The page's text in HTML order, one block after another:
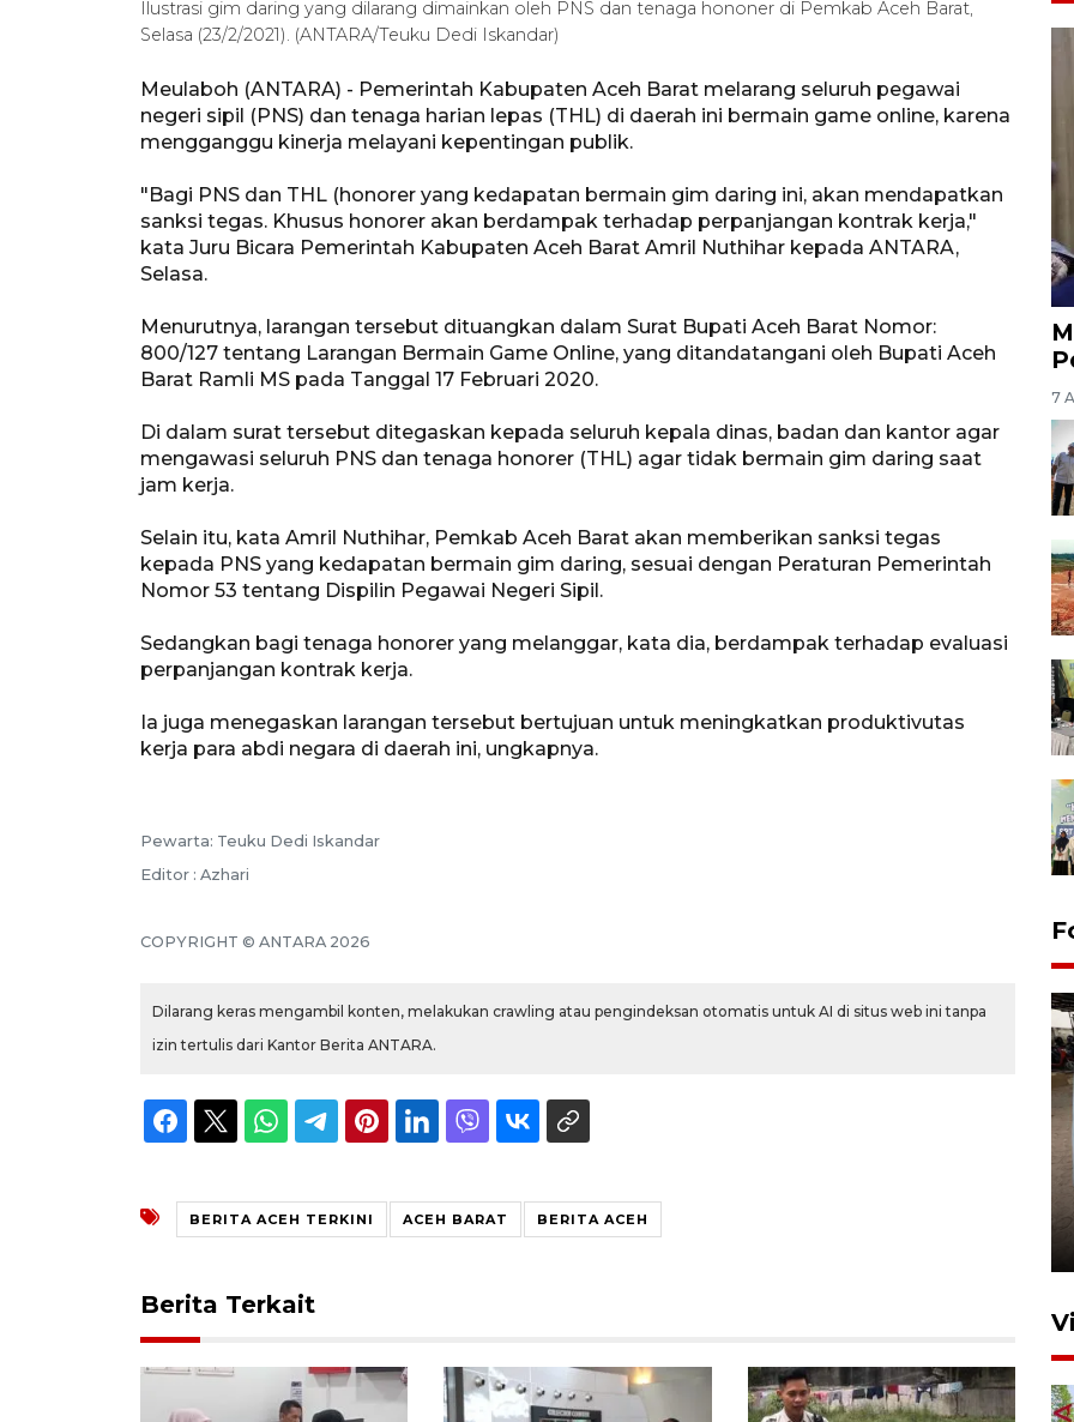
Ilustrasi gim daring yang dilarang dimainkan oleh PNS dan tenaga hononer di Pemkab Aceh Barat,
Selasa (23/2/2021). (ANTARA/Teuku Dedi Iskandar)
Meulaboh (ANTARA) - Pemerintah Kabupaten Aceh Barat melarang seluruh pegawai
negeri sipil (PNS) dan tenaga harian lepas (THL) di daerah ini bermain game online, karena
mengganggu kinerja melayani kepentingan publik.
"Bagi PNS dan THL (honorer yang kedapatan bermain gim daring ini, akan mendapatkan
sanksi tegas. Khusus honorer akan berdampak terhadap perpanjangan kontrak kerja,"
kata Juru Bicara Pemerintah Kabupaten Aceh Barat Amril Nuthihar kepada ANTARA,
Selasa.
Menurutnya, larangan tersebut dituangkan dalam Surat Bupati Aceh Barat Nomor:
800/127 tentang Larangan Bermain Game Online, yang ditandatangani oleh Bupati Aceh
Barat Ramli MS pada Tanggal 17 Februari 2020.
Di dalam surat tersebut ditegaskan kepada seluruh kepala dinas, badan dan kantor agar
mengawasi seluruh PNS dan tenaga honorer (THL) agar tidak bermain gim daring saat
jam kerja.
Selain itu, kata Amril Nuthihar, Pemkab Aceh Barat akan memberikan sanksi tegas
kepada PNS yang kedapatan bermain gim daring, sesuai dengan Peraturan Pemerintah
Nomor 53 tentang Dispilin Pegawai Negeri Sipil.
Sedangkan bagi tenaga honorer yang melanggar, kata dia, berdampak terhadap evaluasi
perpanjangan kontrak kerja.
Ia juga menegaskan larangan tersebut bertujuan untuk meningkatkan produktivutas
kerja para abdi negara di daerah ini, ungkapnya.
Pewarta: Teuku Dedi Iskandar
Editor : Azhari
COPYRIGHT © ANTARA 2026
Dilarang keras mengambil konten, melakukan crawling atau pengindeksan otomatis untuk AI di situs web ini tanpa
izin tertulis dari Kantor Berita ANTARA.
BERITA ACEH TERKINI ACEH BARAT BERITA ACEH
Berita Terkait
7
Sabang meningkat
2 Juni 2026 10:33